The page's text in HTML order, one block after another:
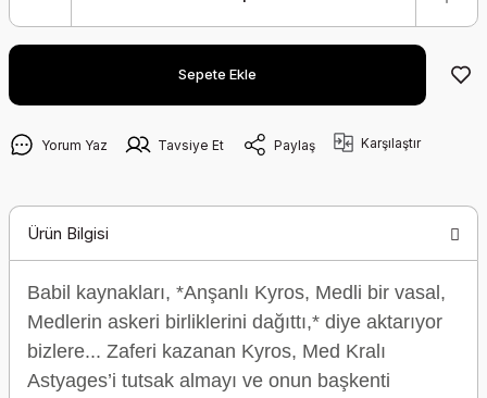
Sepete Ekle
Yorum Yaz Tavsiye Et Paylaş Karşılaştır
Ürün Bilgisi
Babil kaynakları, *Anşanlı Kyros, Medli bir vasal,
Medlerin askeri birliklerini dağıttı,* diye aktarıyor
bizlere... Zaferi kazanan Kyros, Med Kralı
Astyages’i tutsak almayı ve onun başkenti